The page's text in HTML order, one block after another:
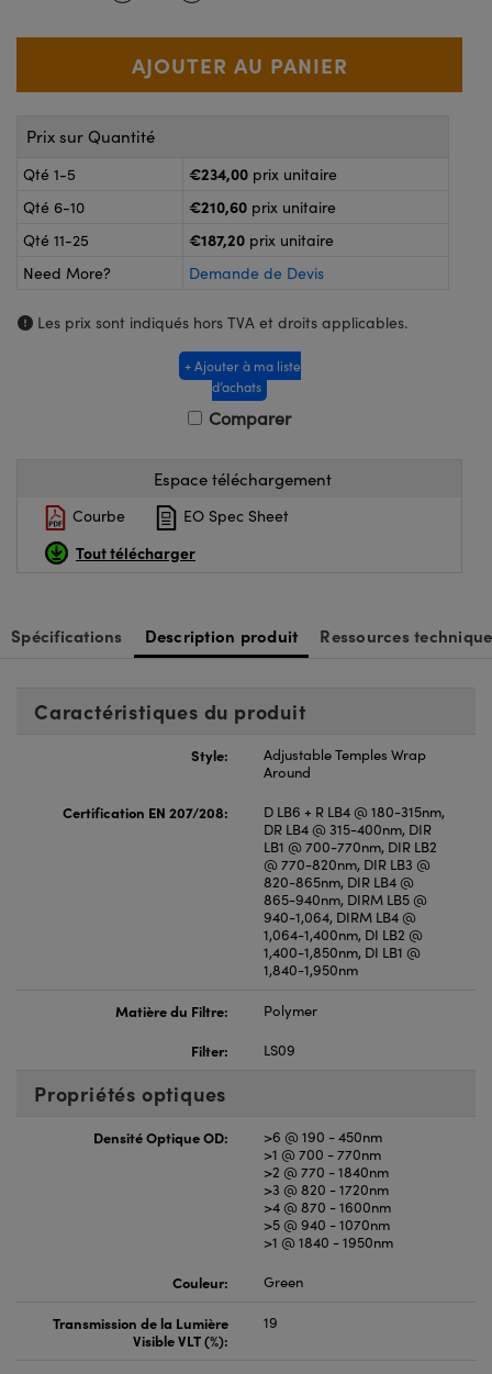
: Microscopie
: Caméras
Optiques Lightpath
Prix sur Quantité
Qté 1-5 €234,00 prix unitaire
Qté 6-10
€210,60 prix unitaire
Qté 11-25
€187,20 prix unitaire
Need More?
Demande de Devis
Les prix sont indiqués hors TVA et droits applicables.
+ Ajouter à ma liste
d’achats
Comparer
Espace téléchargement
Courbe EO Spec Sheet
Tout télécharger
Spécifications Description produit Ressources
Caractéristiques du produit
Style:
Adjustable Temples Wrap
Around
Certification EN 207/208:
D LB6 + R LB4 @ 180-315nm,
DR LB4 @ 315-400nm, DIR
LB1 @ 700-770nm, DIR LB2
@ 770-820nm, DIR LB3 @
820-865nm, DIR LB4 @
865-940nm, DIRM LB5 @
940-1,064, DIRM LB4 @
1,064-1,400nm, DI LB2 @
1,400-1,850nm, DI LB1 @
1,840-1,950nm
Matière du Filtre:
Polymer
Filter:
LS09
Propriétés optiques
Densité Optique OD:
>6 @ 190 - 450nm
>1 @ 700 - 770nm
>2 @ 770 - 1840nm
>3 @ 820 - 1720nm
>4 @ 870 - 1600nm
>5 @ 940 - 1070nm
>1 @ 1840 - 1950nm
Couleur:
Green
Transmission de la Lumière
Visible VLT (%):
19